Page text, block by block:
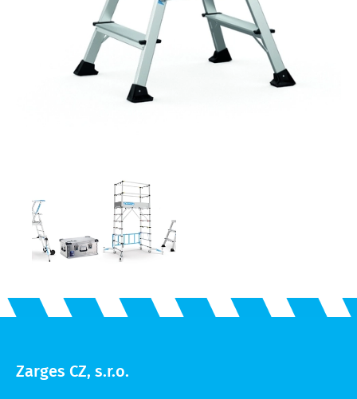
Zarges CZ, s.r.o.